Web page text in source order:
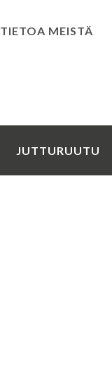
TIETOA MEISTÄ
JUTTURUUTU